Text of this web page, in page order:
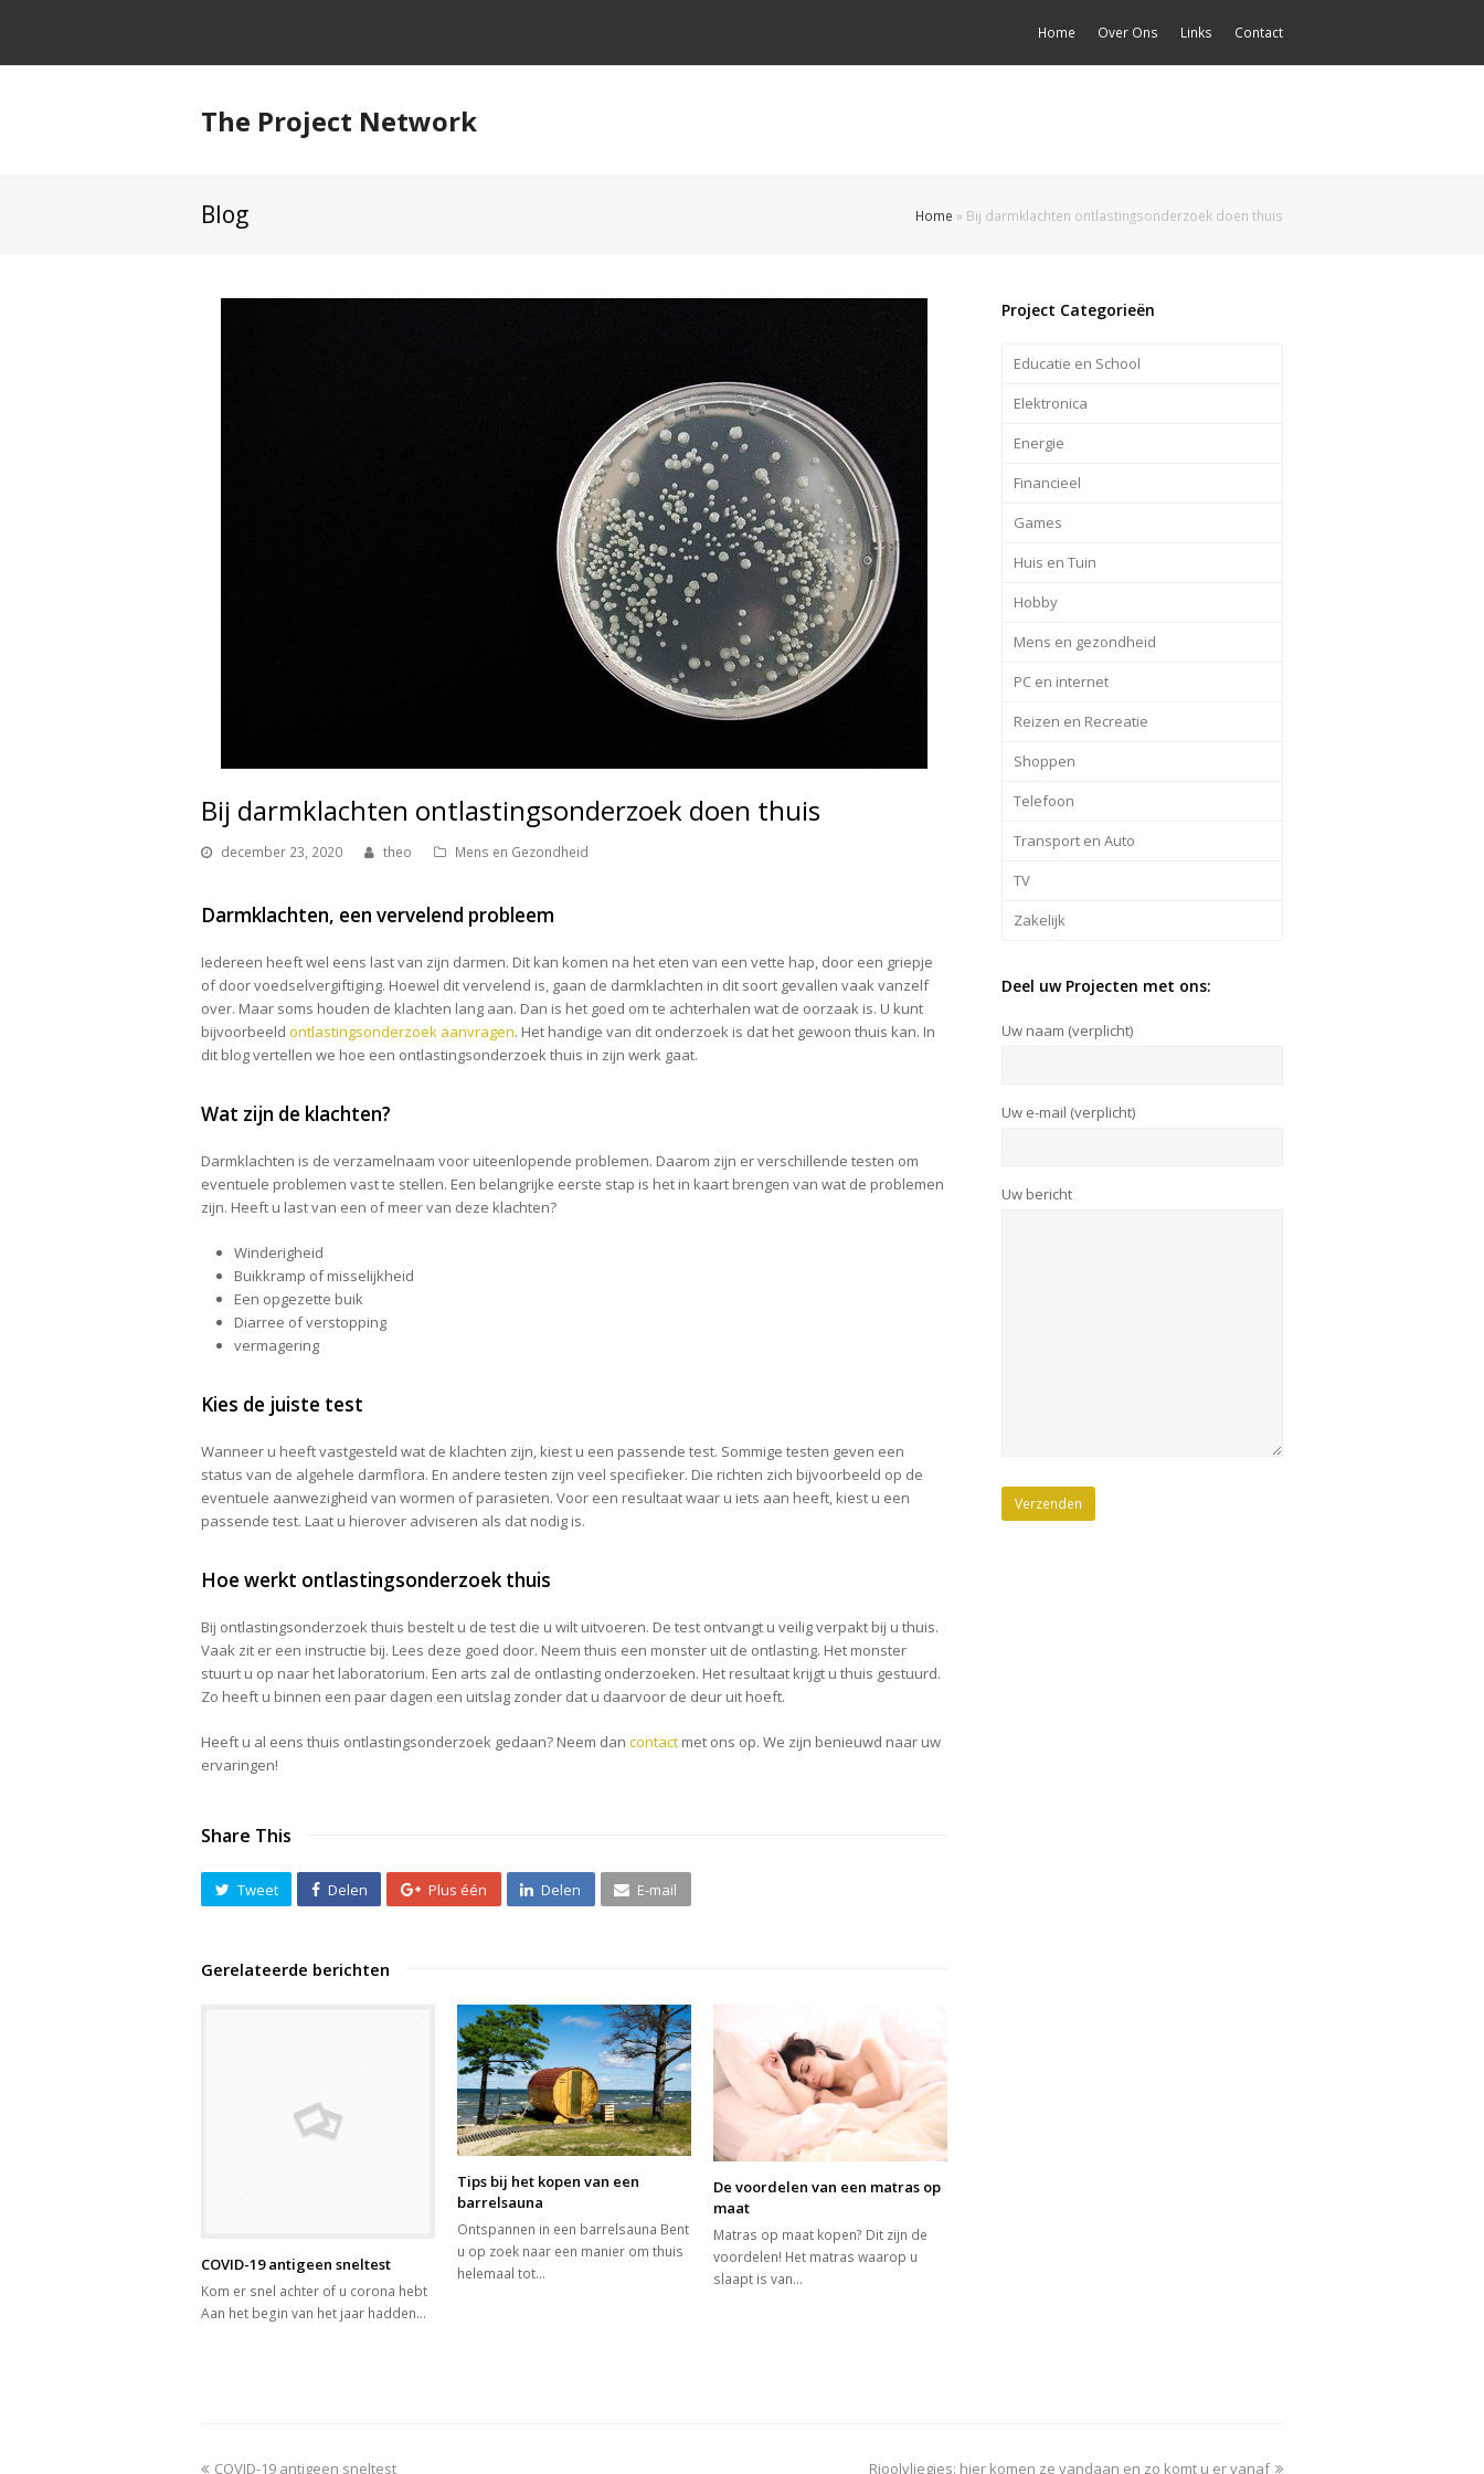
Home Over Ons Links Contact
The Project Network
Blog Home » Bij darmklachten ontlastingsonderzoek doen thuis
Bij darmklachten ontlastingsonderzoek doen thuis
december 23, 2020 theo Mens en Gezondheid
Darmklachten, een vervelend probleem
Iedereen heeft wel eens last van zijn darmen. Dit kan komen na het eten van een vette hap, door een griepje
of door voedselvergiftiging. Hoewel dit vervelend is, gaan de darmklachten in dit soort gevallen vaak vanzelf
over. Maar soms houden de klachten lang aan. Dan is het goed om te achterhalen wat de oorzaak is. U kunt
bijvoorbeeld ontlastingsonderzoek aanvragen. Het handige van dit onderzoek is dat het gewoon thuis kan. In
dit blog vertellen we hoe een ontlastingsonderzoek thuis in zijn werk gaat.
Wat zijn de klachten?
Darmklachten is de verzamelnaam voor uiteenlopende problemen. Daarom zijn er verschillende testen om
eventuele problemen vast te stellen. Een belangrijke eerste stap is het in kaart brengen van wat de problemen
zijn. Heeft u last van een of meer van deze klachten?
Winderigheid
Buikkramp of misselijkheid
Een opgezette buik
Diarree of verstopping
vermagering
Kies de juiste test
Wanneer u heeft vastgesteld wat de klachten zijn, kiest u een passende test. Sommige testen geven een
status van de algehele darmflora. En andere testen zijn veel specifieker. Die richten zich bijvoorbeeld op de
eventuele aanwezigheid van wormen of parasieten. Voor een resultaat waar u iets aan heeft, kiest u een
passende test. Laat u hierover adviseren als dat nodig is.
Hoe werkt ontlastingsonderzoek thuis
Bij ontlastingsonderzoek thuis bestelt u de test die u wilt uitvoeren. De test ontvangt u veilig verpakt bij u thuis.
Vaak zit er een instructie bij. Lees deze goed door. Neem thuis een monster uit de ontlasting. Het monster
stuurt u op naar het laboratorium. Een arts zal de ontlasting onderzoeken. Het resultaat krijgt u thuis gestuurd.
Zo heeft u binnen een paar dagen een uitslag zonder dat u daarvoor de deur uit hoeft.
Heeft u al eens thuis ontlastingsonderzoek gedaan? Neem dan contact met ons op. We zijn benieuwd naar uw
ervaringen!
Share This
Tweet Delen Plus één Delen E-mail
Gerelateerde berichten
COVID-19 antigeen sneltest
Kom er snel achter of u corona hebt
Aan het begin van het jaar hadden…
Tips bij het kopen van een
barrelsauna
Ontspannen in een barrelsauna Bent
u op zoek naar een manier om thuis
helemaal tot…
De voordelen van een matras op
maat
Matras op maat kopen? Dit zijn de
voordelen! Het matras waarop u
slaapt is van…
Project Categorieën
Educatie en School
Elektronica
Energie
Financieel
Games
Huis en Tuin
Hobby
Mens en gezondheid
PC en internet
Reizen en Recreatie
Shoppen
Telefoon
Transport en Auto
TV
Zakelijk
Deel uw Projecten met ons:
Uw naam (verplicht)
Uw e-mail (verplicht)
Uw bericht
previous
COVID-19 antigeen sneltest next
Rioolvliegjes: hier komen ze vandaan en zo komt u er vanaf